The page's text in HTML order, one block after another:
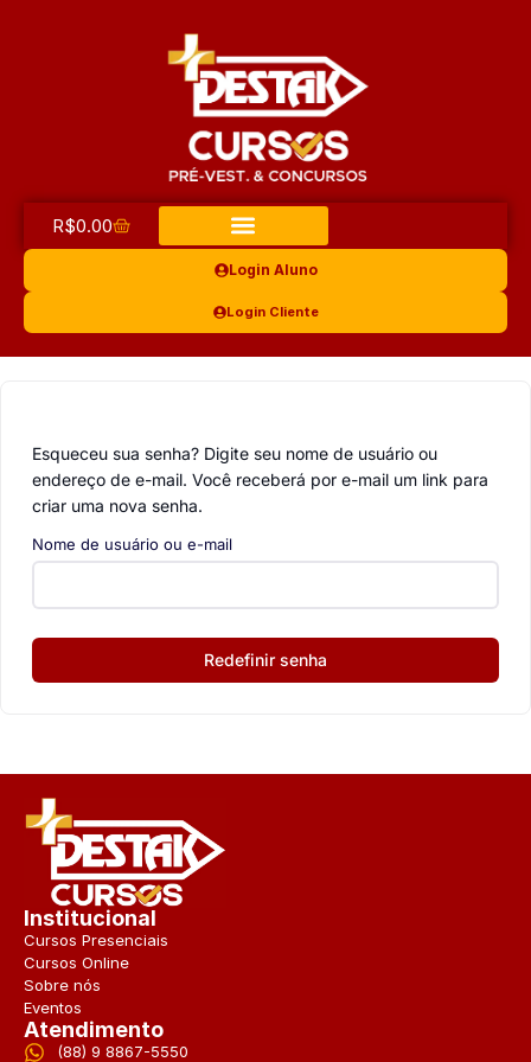
R$0.00
Login Aluno
Login Cliente
Esqueceu sua senha? Digite seu nome de usuário ou
endereço de e-mail. Você receberá por e-mail um link para
criar uma nova senha.
Nome de usuário ou e-mail
Redefinir senha
Institucional
Cursos Presenciais
Cursos Online
Sobre nós
Eventos
Atendimento
(88) 9 8867-5550